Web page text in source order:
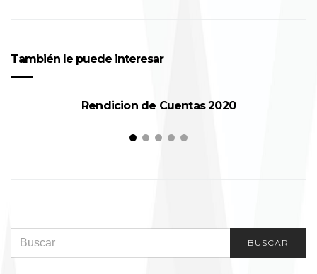
También le puede interesar
Rendicion de Cuentas 2020
BUSCAR